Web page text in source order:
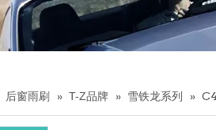
后窗雨刷 » T-Z品牌 » 雪铁龙系列 »